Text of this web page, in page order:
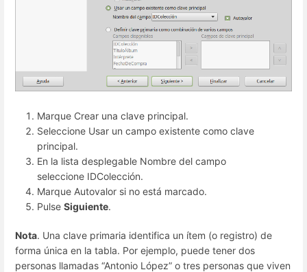
Marque Crear una clave principal.
Seleccione Usar un campo existente como clave
principal.
En la lista desplegable Nombre del campo
seleccione IDColección.
Marque Autovalor si no está marcado.
Pulse Siguiente.
Nota. Una clave primaria identifica un ítem (o registro) de
forma única en la tabla. Por ejemplo, puede tener dos
personas llamadas “Antonio López” o tres personas que viven